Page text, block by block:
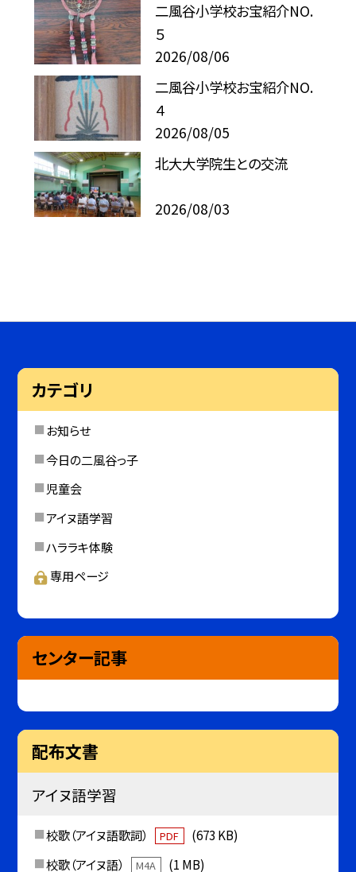
二風谷小学校お宝紹介NO.
５
2026/08/06
二風谷小学校お宝紹介NO.
４
2026/08/05
北大大学院生との交流
2026/08/03
カテゴリ
お知らせ
今日の二風谷っ子
児童会
アイヌ語学習
ハララキ体験
専用ページ
センター記事
配布文書
アイヌ語学習
校歌（アイヌ語歌詞） PDF
(673 KB)
校歌（アイヌ語）
M4A (1 MB)